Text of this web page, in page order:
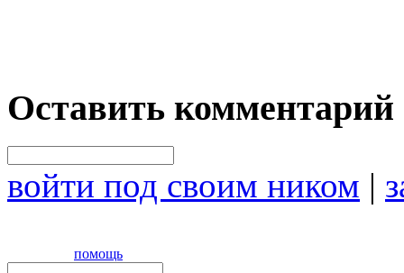
Оставить комментарий
войти под своим ником |
помощь